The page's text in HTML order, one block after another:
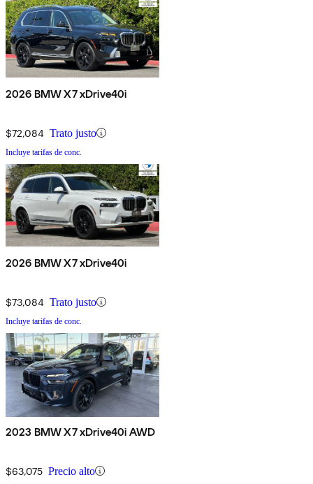
2026 BMW X7 xDrive40i
$72,084 Trato justo
Incluye tarifas de conc.
2026 BMW X7 xDrive40i
$73,084 Trato justo
Incluye tarifas de conc.
2023 BMW X7 xDrive40i AWD
$63,075 Precio alto